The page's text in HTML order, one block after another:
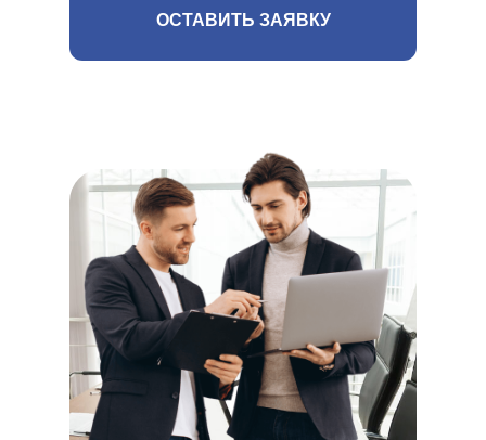
ОСТАВИТЬ ЗАЯВКУ